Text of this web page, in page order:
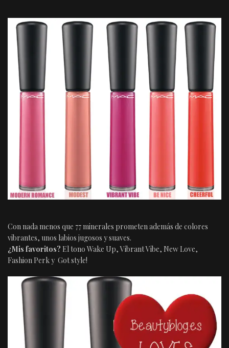
Con nada menos que 77 minerales prometen además de colores
vibrantes, unos labios jugosos y suaves.
¿Mis favoritos? El tono Wake Up, Vibrant Vibe, New Love,
Fashion Perk y Got style!